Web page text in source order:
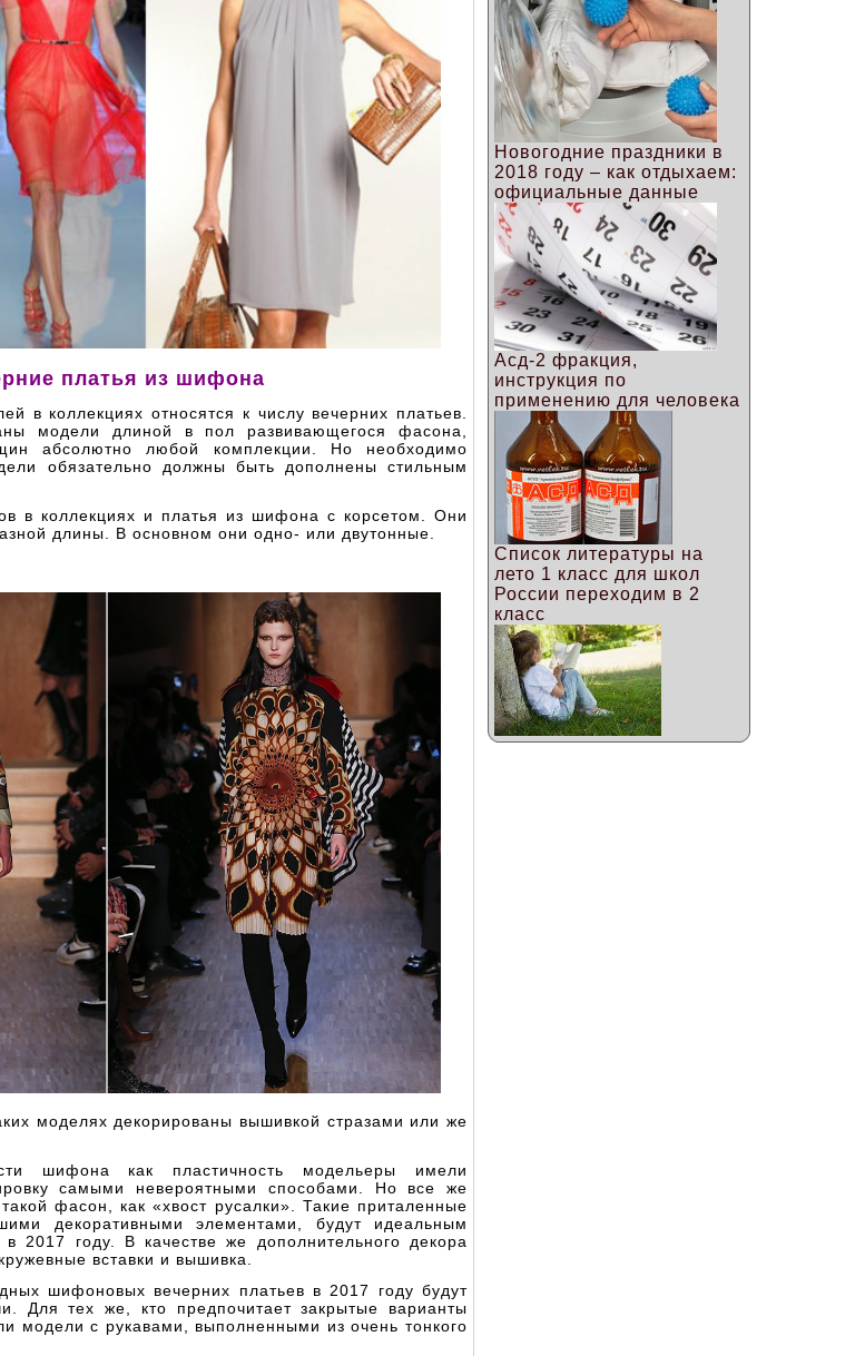
платья из шифона
в коллекциях относятся к числу вечерних платьев.
модели длиной в пол развивающегося фасона,
абсолютно любой комплекции. Но необходимо
обязательно должны быть дополнены стильным
в коллекциях и платья из шифона с корсетом. Они
длины. В основном они одно- или двутонные.
моделях декорированы вышивкой стразами или же
шифона как пластичность модельеры имели
самыми невероятными способами. Но все же
фасон, как «хвост русалки». Такие приталенные
декоративными элементами, будут идеальным
2017 году. В качестве же дополнительного декора
вставки и вышивка.
шифоновых вечерних платьев в 2017 году будут
Для тех же, кто предпочитает закрытые варианты
модели с рукавами, выполненными из очень тонкого
Новогодние праздники в
2018 году – как отдыхаем:
официальные данные
Асд-2 фракция,
инструкция по
применению для человека
Список литературы на
лето 1 класс для школ
России переходим в 2
класс